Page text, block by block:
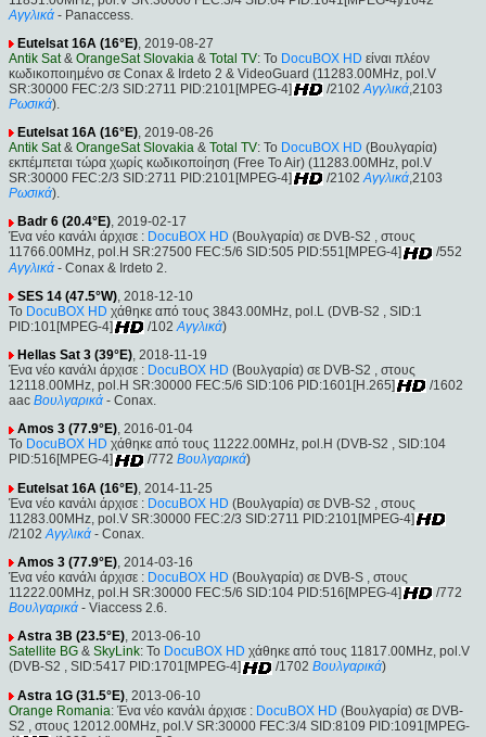
Αγγλικά - Panaccess.
Eutelsat 16A (16°E) , 2019-08-27
Antik Sat& OrangeSat Slovakia & Total TV: Το DocuBOX HD είναι πλέον
κωδικοποιημένο σε Conax & Irdeto 2 & VideoGuard (11283.00MHz, pol.V
SR:30000 FEC:2/3 SID:2711 PID:2101[MPEG-4]
/2102 Αγγλικά ,2103
Ρωσικά).
Eutelsat 16A (16°E), 2019-08-26
Antik Sat& OrangeSat Slovakia & Total TV: Το DocuBOX HD (Βουλγαρία)
εκπέμπεται τώρα χωρίς κωδικοποίηση (Free To Air) (11283.00MHz, pol.V
SR:30000 FEC:2/3 SID:2711 PID:2101[MPEG-4]
/2102 Αγγλικά,2103
Ρωσικά).
Badr 6 (20.4°E), 2019-02-17
Ένα νέο κανάλι άρχισε : DocuBOX HD (Βουλγαρία) σε DVB-S2 , στους
11766.00MHz, pol.H SR:27500 FEC:5/6 SID:505 PID:551[MPEG-4]
/552
Αγγλικά - Conax & Irdeto 2.
SES 14 (47.5°W) , 2018-12-10
Το DocuBOX HD χάθηκε από τους 3843.00MHz, pol.L (DVB-S2 , SID:1
PID:101[MPEG-4]
/102 Αγγλικά)
Hellas Sat 3 (39°E), 2018-11-19
Ένα νέο κανάλι άρχισε : DocuBOX HD (Βουλγαρία) σε DVB-S2 , στους
12118.00MHz, pol.H SR:30000 FEC:5/6 SID:106 PID:1601[H.265]
/1602
aac Βουλγαρικά - Conax.
Amos 3 (77.9°E), 2016-01-04
Το DocuBOX HD χάθηκε από τους 11222.00MHz, pol.H (DVB-S2 , SID:104
PID:516[MPEG-4]
/772 Βουλγαρικά)
Eutelsat 16A (16°E) , 2014-11-25
Ένα νέο κανάλι άρχισε : DocuBOX HD (Βουλγαρία) σε DVB-S2 , στους
11283.00MHz, pol.V SR:30000 FEC:2/3 SID:2711 PID:2101[MPEG-4]
/2102 Αγγλικά - Conax.
Amos 3 (77.9°E), 2014-03-16
Ένα νέο κανάλι άρχισε : DocuBOX HD (Βουλγαρία) σε DVB-S , στους
11222.00MHz, pol.H SR:30000 FEC:5/6 SID:104 PID:516[MPEG-4]
/772
Βουλγαρικά - Viaccess 2.6.
Astra 3B (23.5°E), 2013-06-10
Satellite BG & SkyLink: Το DocuBOX HD χάθηκε από τους 11817.00MHz, pol.V
(DVB-S2 , SID:5417 PID:1701[MPEG-4]
/1702 Βουλγαρικά)
Astra 1G (31.5°E) , 2013-06-10
Orange Romania: Ένα νέο κανάλι άρχισε : DocuBOX HD (Βουλγαρία) σε DVB-
S2 , στους 12012.00MHz, pol.V SR:30000 FEC:3/4 SID:8109 PID:1091[MPEG-